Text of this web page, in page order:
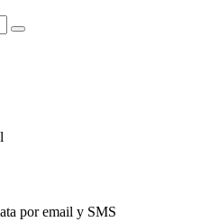
por email y SMS